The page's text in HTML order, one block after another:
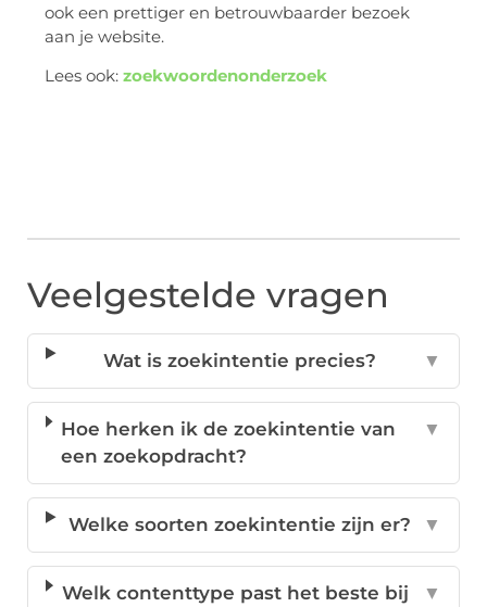
ook een prettiger en betrouwbaarder bezoek
aan je website.
Lees ook: zoekwoordenonderzoek
Veelgestelde vragen
Wat is zoekintentie precies? ▼
Hoe herken ik de zoekintentie van
een zoekopdracht?
▼
Welke soorten zoekintentie zijn er? ▼
Welk contenttype past het beste bij
▼